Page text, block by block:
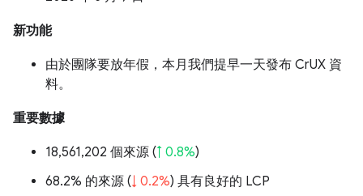
新功能
由於團隊要放年假，本月我們提早一天發布 CrUX 資
料。
重要數據
18,561,202 個來源 (↑ 0.8%)
68.2% 的來源 (↓ 0.2%) 具有良好的 LCP